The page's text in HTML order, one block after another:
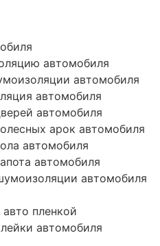
автомобиля
автомобиля
автомобиля
автомобиля
арок автомобиля
автомобиля
автомобиля
автомобиля
пленкой
автомобиля